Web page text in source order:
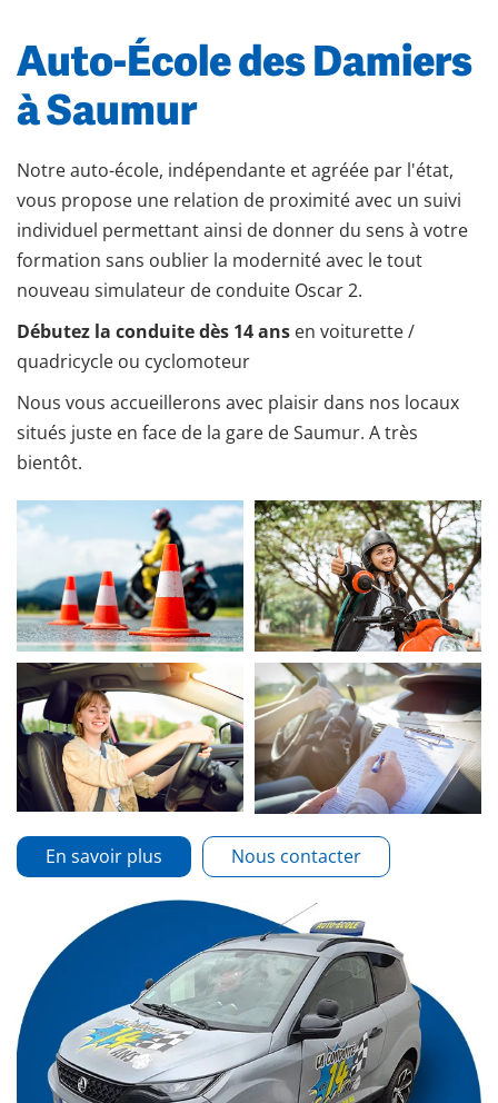
Auto-École des Damiers
à Saumur
Notre auto-école, indépendante et agréée par l'état,
vous propose une relation de proximité avec un suivi
individuel permettant ainsi de donner du sens à votre
formation sans oublier la modernité avec le tout
nouveau simulateur de conduite Oscar 2.
Débutez la conduite dès 14 ans en voiturette /
quadricycle ou cyclomoteur
Nous vous accueillerons avec plaisir dans nos locaux
situés juste en face de la gare de Saumur. A très
bientôt.
En savoir plus Nous contacter